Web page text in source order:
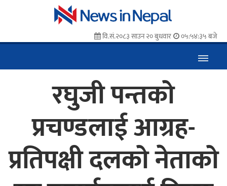
वि.सं.२०८३ साउन २० बुधवार ०५:५४:३६ बजे
रघुजी पन्तको
प्रचण्डलाई आग्रह-
प्रतिपक्षी दलको नेताको